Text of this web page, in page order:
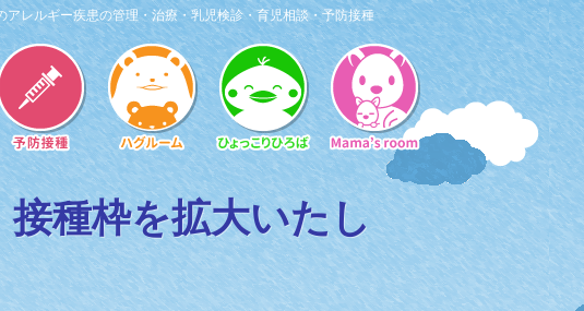
レルギー疾患の管理・治療・乳児検診・育児相談・予防接種
種枠を拡大いたし